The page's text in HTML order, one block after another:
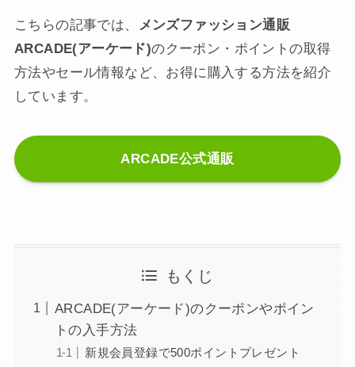
こちらの記事では、 メンズファッション通販
ARCADE(アーケード)のクーポン・ポイントの取得
方法やセール情報など、お得に購入する方法を紹介
しています。
ARCADE公式通販
もくじ
ARCADE(アーケード)のクーポンやポイン
トの入手方法
新規会員登録で500ポイントプレゼント